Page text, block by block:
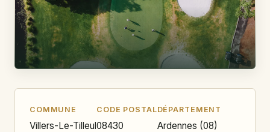
COMMUNE
Villers-Le-Tilleul
CODE POSTAL
08430
DÉPARTEMENT
Ardennes (08)